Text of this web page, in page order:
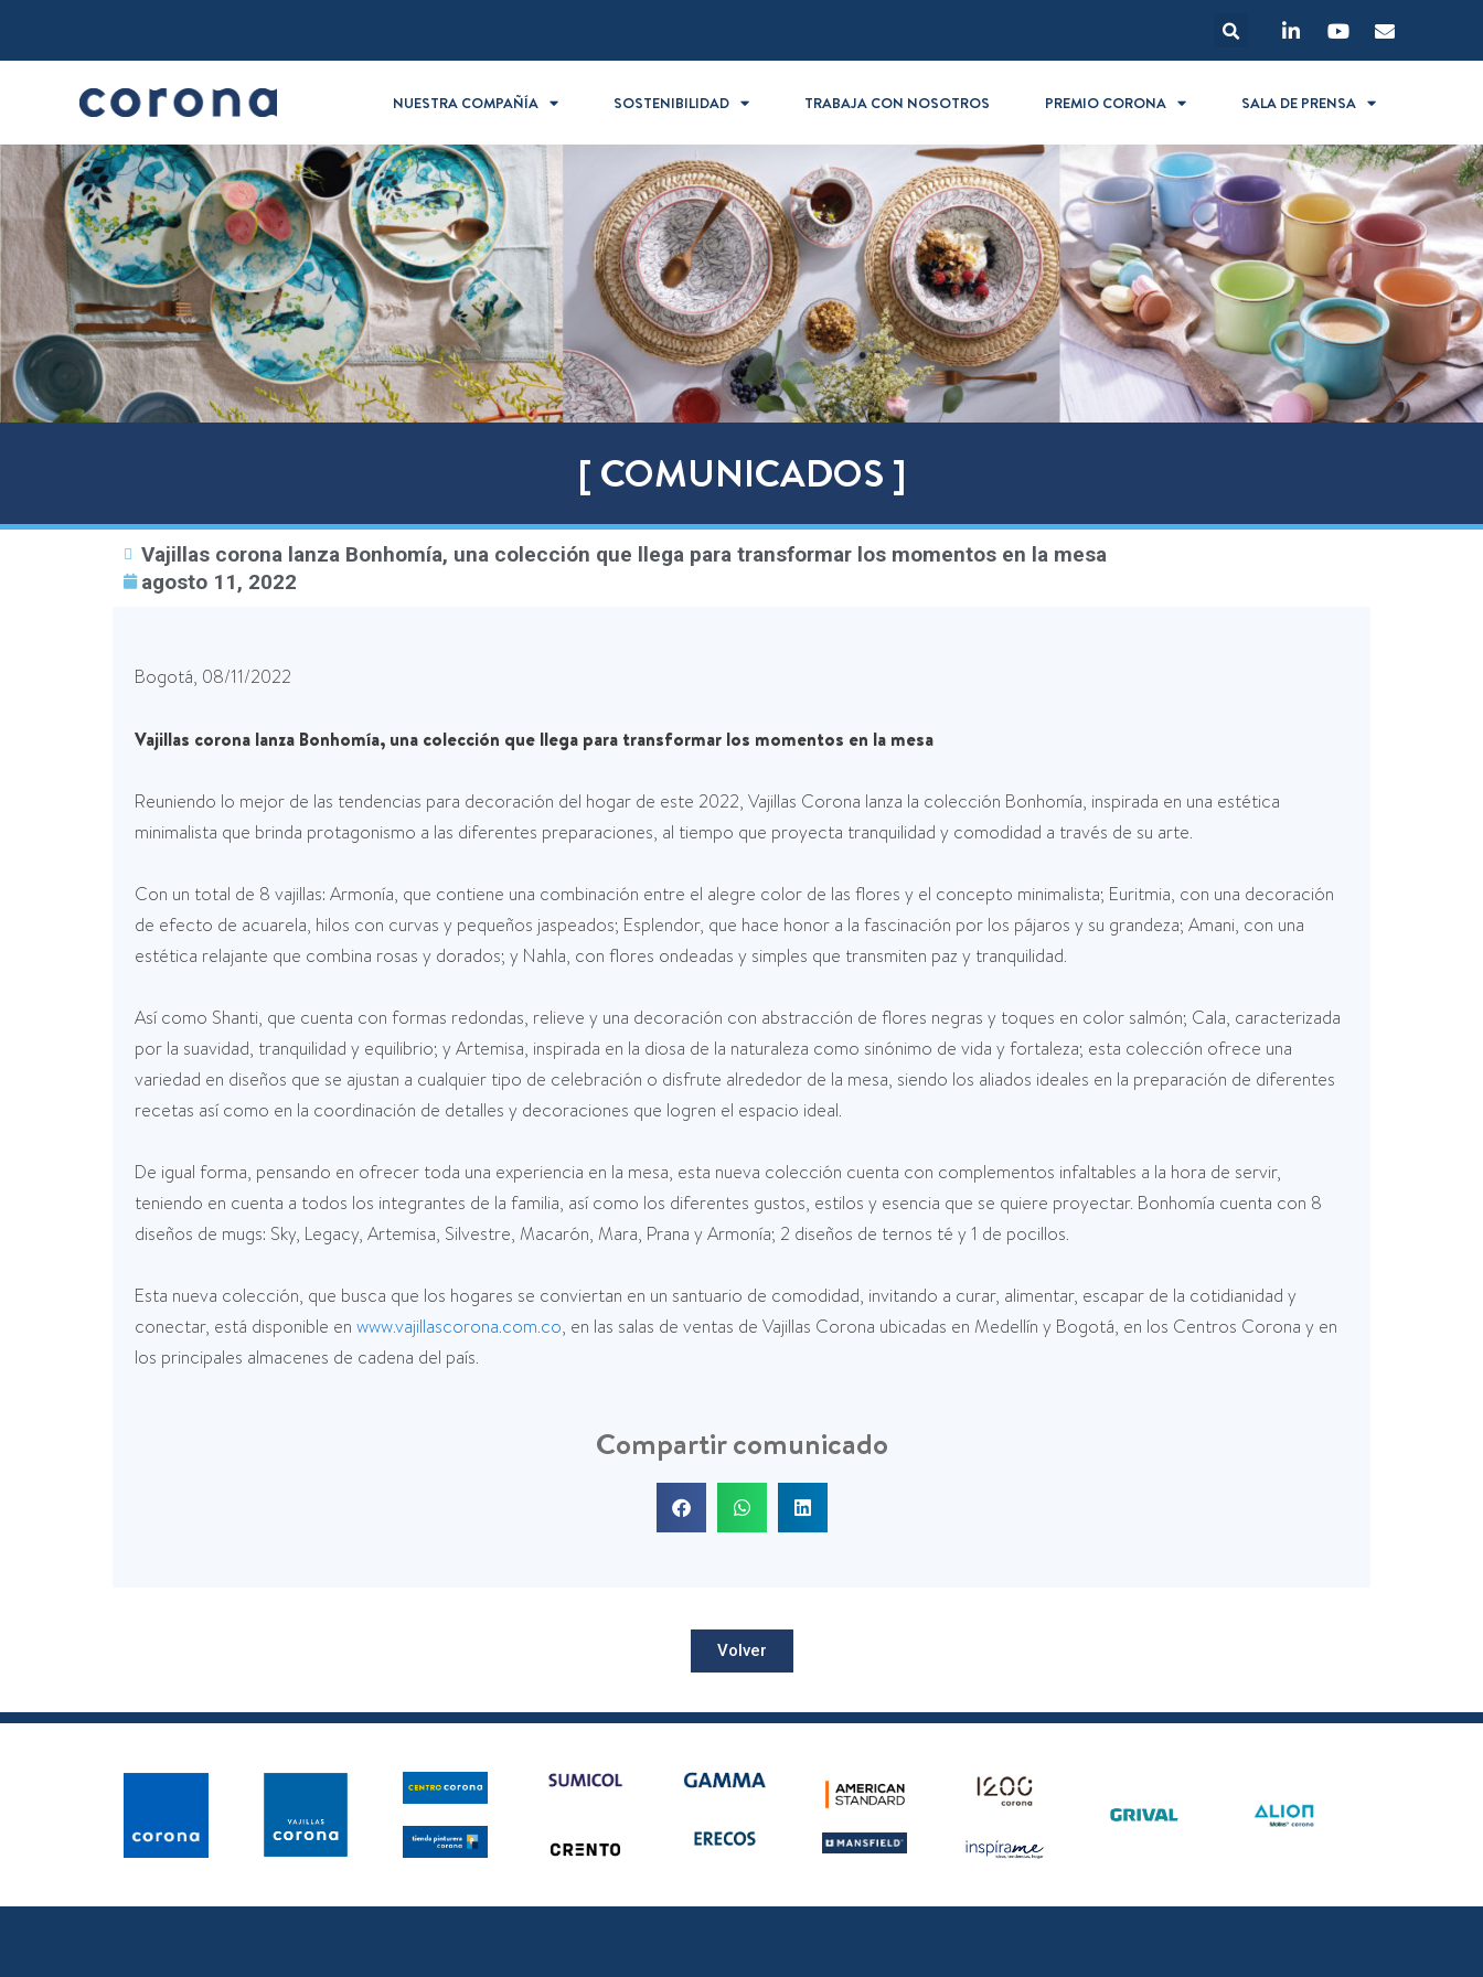
NUESTRA COMPAÑÍA SOSTENIBILIDAD TRABAJA CON NOSOTROS PREMIO CORONA SALA DE PRENSA
[ COMUNICADOS ]
Vajillas corona lanza Bonhomía, una colección que llega para transformar los momentos en la mesa
agosto 11, 2022
Bogotá, 08/11/2022
Vajillas corona lanza Bonhomía, una colección que llega para transformar los momentos en la mesa
Reuniendo lo mejor de las tendencias para decoración del hogar de este 2022, Vajillas Corona lanza la colección Bonhomía, inspirada en una estética
minimalista que brinda protagonismo a las diferentes preparaciones, al tiempo que proyecta tranquilidad y comodidad a través de su arte.
Con un total de 8 vajillas: Armonía, que contiene una combinación entre el alegre color de las flores y el concepto minimalista; Euritmia, con una decoración
de efecto de acuarela, hilos con curvas y pequeños jaspeados; Esplendor, que hace honor a la fascinación por los pájaros y su grandeza; Amani, con una
estética relajante que combina rosas y dorados; y Nahla, con flores ondeadas y simples que transmiten paz y tranquilidad.
Así como Shanti, que cuenta con formas redondas, relieve y una decoración con abstracción de flores negras y toques en color salmón; Cala, caracterizada
por la suavidad, tranquilidad y equilibrio; y Artemisa, inspirada en la diosa de la naturaleza como sinónimo de vida y fortaleza; esta colección ofrece una
variedad en diseños que se ajustan a cualquier tipo de celebración o disfrute alrededor de la mesa, siendo los aliados ideales en la preparación de diferentes
recetas así como en la coordinación de detalles y decoraciones que logren el espacio ideal.
De igual forma, pensando en ofrecer toda una experiencia en la mesa, esta nueva colección cuenta con complementos infaltables a la hora de servir,
teniendo en cuenta a todos los integrantes de la familia, así como los diferentes gustos, estilos y esencia que se quiere proyectar. Bonhomía cuenta con 8
diseños de mugs: Sky, Legacy, Artemisa, Silvestre, Macarón, Mara, Prana y Armonía; 2 diseños de ternos té y 1 de pocillos.
Esta nueva colección, que busca que los hogares se conviertan en un santuario de comodidad, invitando a curar, alimentar, escapar de la cotidianidad y
conectar, está disponible en www.vajillascorona.com.co, en las salas de ventas de Vajillas Corona ubicadas en Medellín y Bogotá, en los Centros Corona y en
los principales almacenes de cadena del país.
Compartir comunicado
Volver